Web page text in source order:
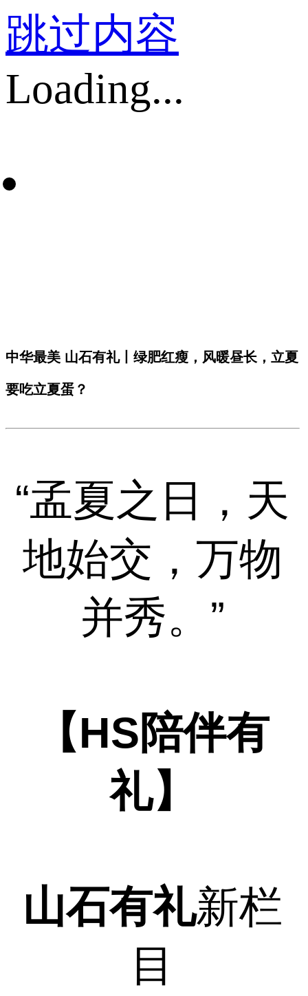
跳过内容
Loading...
中华最美 山石有礼丨绿肥红瘦，风暖昼长，立夏
要吃立夏蛋？
“孟夏之日，天
地始交，万物
并秀。”
【HS陪伴有
礼】
山石有礼新栏
目